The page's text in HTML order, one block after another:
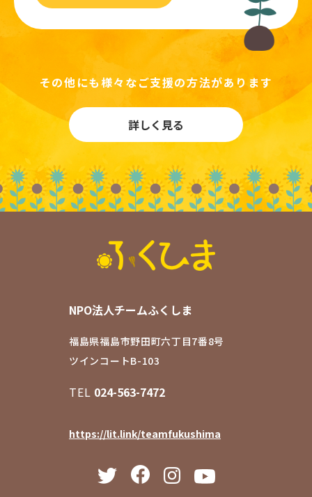
その他にも様々なご支援の方法があります
詳しく見る
NPO法人チームふくしま
福島県福島市野田町六丁目7番8号
ツインコートB-103
TEL 024-563-7472
https://lit.link/teamfukushima